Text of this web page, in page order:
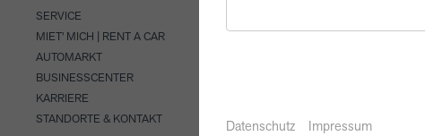
SERVICE
MIET' MICH | RENT A CAR
AUTOMARKT
BUSINESSCENTER
KARRIERE
STANDORTE & KONTAKT
Datenschutz Impressum